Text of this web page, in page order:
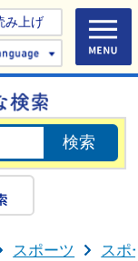
み上げ
Select
スポーツ スポ